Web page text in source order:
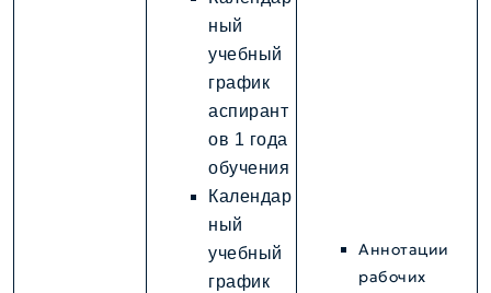
ный
учебный
график
аспирант
ов 1 года
обучения
Календар
ный
учебный
график
Аннотации
рабочих